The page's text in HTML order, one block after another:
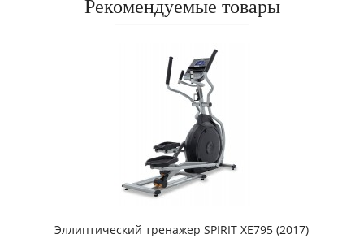
Рекомендуемые товары
Эллиптический тренажер SPIRIT XE795 (2017)